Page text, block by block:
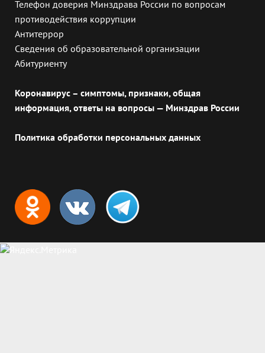
Телефон доверия Минздрава России по вопросам
противодействия коррупции
Антитеррор
Сведения об образовательной организации
Абитуриенту
Коронавирус – симптомы, признаки, общая
информация, ответы на вопросы — Минздрав России
Политика обработки персональных данных